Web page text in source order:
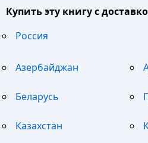
Купить эту книгу с
Россия
Азербайджан
Беларусь
Казахстан